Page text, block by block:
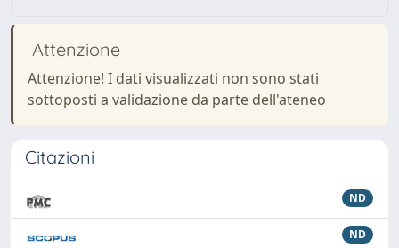
Attenzione
Attenzione! I dati visualizzati non sono stati
sottoposti a validazione da parte dell'ateneo
Citazioni
ND
ND